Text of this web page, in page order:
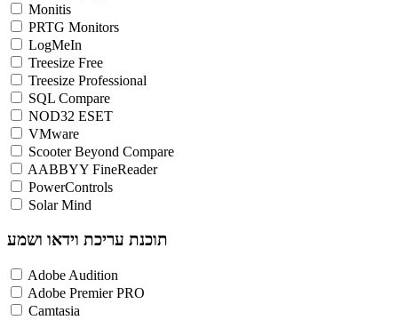
Monitis
PRTG Monitors
LogMeIn
Treesize Free
Treesize Professional
SQL Compare
NOD32 ESET
VMware
Scooter Beyond Compare
AABBYY FineReader
PowerControls
Solar Mind
תוכנת עריכת וידאו ושמע
Adobe Audition
Adobe Premier PRO
Camtasia